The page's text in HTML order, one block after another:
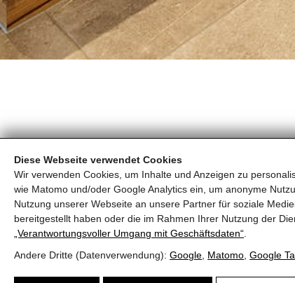
Diese Webseite verwendet Cookies
Wir verwenden Cookies, um Inhalte und Anzeigen zu
wie Matomo und/oder Google Analytics ein, um anonyme
Nutzung unserer Webseite an unsere Partner für soziale
bereitgestellt haben oder die im Rahmen Ihrer Nutzung der
„Verantwortungsvoller Umgang mit Geschäftsdaten“
Andere Dritte (Datenverwendung):Google Matomo ,Google
Melden Sie sich jetzt für unseren
Als erstes informiert über exklusive